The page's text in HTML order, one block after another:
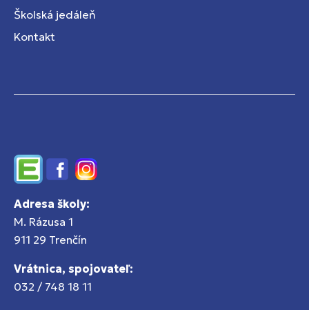
Školská jedáleň
Kontakt
EdupageFacebookInstagram
Adresa školy:
M. Rázusa 1
911 29 Trenčín
Vrátnica, spojovateľ:
032 / 748 18 11